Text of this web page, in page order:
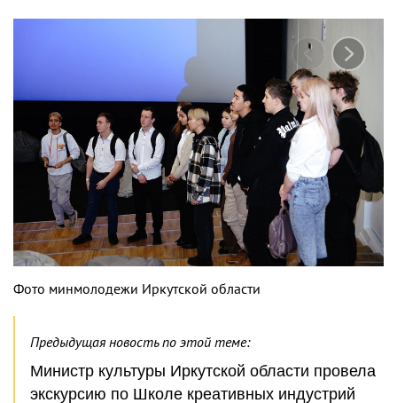
Фото минмолодежи Иркутской области
Предыдущая новость по этой теме:
Министр культуры Иркутской области провела
экскурсию по Школе креативных индустрий